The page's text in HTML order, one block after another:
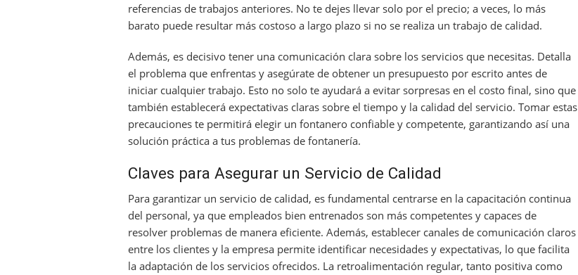
referencias de trabajos anteriores. No te dejes llevar solo por el precio; a veces, lo más
barato puede resultar más costoso a largo plazo si no se realiza un trabajo de calidad.
Además, es decisivo tener una comunicación clara sobre los servicios que necesitas. Detalla
el problema que enfrentas y asegúrate de obtener un presupuesto por escrito antes de
iniciar cualquier trabajo. Esto no solo te ayudará a evitar sorpresas en el costo final, sino que
también establecerá expectativas claras sobre el tiempo y la calidad del servicio. Tomar estas
precauciones te permitirá elegir un fontanero confiable y competente, garantizando así una
solución práctica a tus problemas de fontanería.
Claves para Asegurar un Servicio de Calidad
Para garantizar un servicio de calidad, es fundamental centrarse en la capacitación continua
del personal, ya que empleados bien entrenados son más competentes y capaces de
resolver problemas de manera eficiente. Además, establecer canales de comunicación claros
entre los clientes y la empresa permite identificar necesidades y expectativas, lo que facilita
la adaptación de los servicios ofrecidos. La retroalimentación regular, tanto positiva como